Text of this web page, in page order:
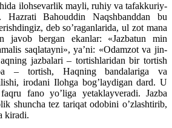
ilohsevarlik mayli, ruhiy va tafakkuriy-
Bahouddin Naqshbanddan bu
deb so’raganlarida, ul zot mana
javob bergan ekanlar: «Jazbatun min
saqlatayni», ya’ni: «Odamzot va jin-
jazbalari – tortishlaridan bir tortish
– tortish, Haqning bandalariga va
irodani Ilohga bog’laydigan dard. U
fano yo’liga yetaklayveradi. Jazba
shuncha tez tariqat odobini o’zlashtirib,
kiradi.